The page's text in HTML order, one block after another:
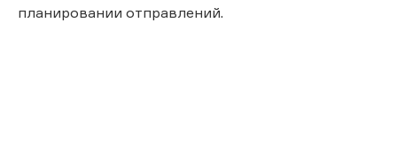
планировании отправлений.